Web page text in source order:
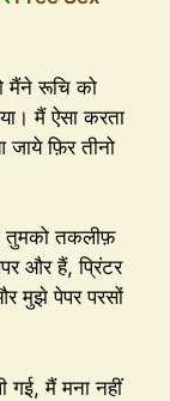
मैंने रूचि को
मैं ऐसा करता
फ़िर तीनो
तुमको तकलीफ़
और हैं, प्रिंटर
मुझे पेपर परसों
मैं मना नहीं